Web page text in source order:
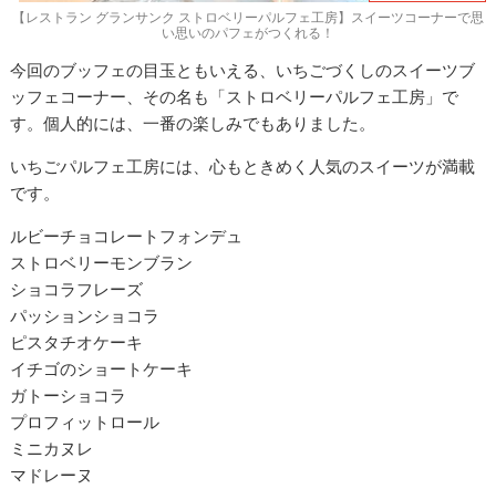
【レストラン グランサンク ストロベリーパルフェ工房】スイーツコーナーで思
い思いのパフェがつくれる！
今回のブッフェの目玉ともいえる、いちごづくしのスイーツブ
ッフェコーナー、その名も「ストロベリーパルフェ工房」で
す。個人的には、一番の楽しみでもありました。
いちごパルフェ工房には、心もときめく人気のスイーツが満載
です。
ルビーチョコレートフォンデュ
ストロベリーモンブラン
ショコラフレーズ
パッションショコラ
ピスタチオケーキ
イチゴのショートケーキ
ガトーショコラ
プロフィットロール
ミニカヌレ
マドレーヌ